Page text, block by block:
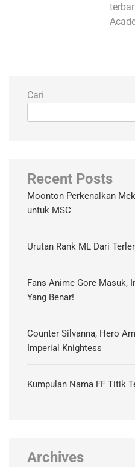
Cari
Recent Posts
Moonton Perkenalkan
untuk MSC
Urutan Rank ML Dari
Fans Anime Gore Masuk,
Yang Benar!
Counter Silvanna, Hero
Imperial Knightess
Kumpulan Nama FF Titik
Archives